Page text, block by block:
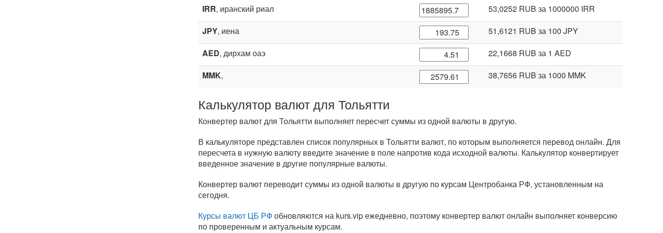
IRR, иранский риал 53,0252 RUB за 1000000 IRR
JPY, иена 51,6121 RUB за 100 JPY
AED, дирхам оаэ 22,1668 RUB за 1 AED
MMK, 38,7656 RUB за 1000 MMK
Калькулятор валют для Тольятти
Конвертер валют для Тольятти выполняет пересчет суммы из одной валюты в другую.
В калькуляторе представлен список популярных в Тольятти валют, по которым выполняется перевод онлайн. Для
пересчета в нужную валюту введите значение в поле напротив кода исходной валюты. Калькулятор конвертирует
введенное значение в другие популярные валюты.
Конвертер валют переводит суммы из одной валюты в другую по курсам Центробанка РФ, установленным на
сегодня.
Курсы валют ЦБ РФобновляются на kurs.vip ежедневно, поэтому конвертер валют онлайн выполняет конверсию
по проверенным и актуальным курсам.